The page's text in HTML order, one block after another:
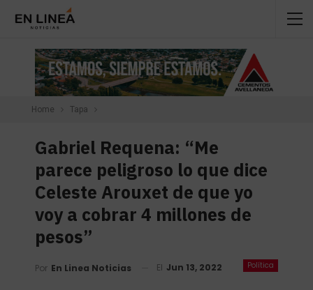
Home Tapa
Gabriel Requena: “Me
parece peligroso lo que dice
Celeste Arouxet de que yo
voy a cobrar 4 millones de
pesos”
Política
Por En Linea Noticias El Jun 13, 2022